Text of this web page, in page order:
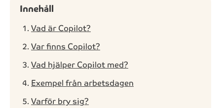
Innehåll
Vad är Copilot?
Var finns Copilot?
Vad hjälper Copilot med?
Exempel från arbetsdagen
Varför bry sig?